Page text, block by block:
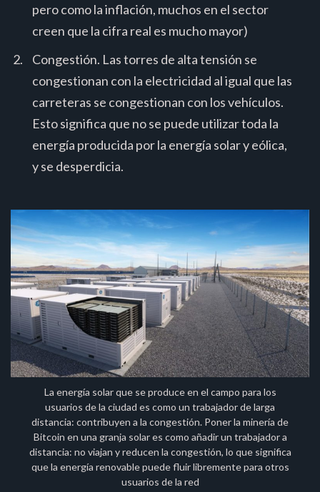
pero como la inflación, muchos en el sector
creen que la cifra real es mucho mayor)
Congestión. Las torres de alta tensión se
congestionan con la electricidad al igual que las
carreteras se congestionan con los vehículos.
Esto significa que no se puede utilizar toda la
energía producida por la energía solar y eólica,
y se desperdicia.
La energía solar que se produce en el campo para los
usuarios de la ciudad es como un trabajador de larga
distancia: contribuyen a la congestión. Poner la minería de
Bitcoin en una granja solar es como añadir un trabajador a
distancia: no viajan y reducen la congestión, lo que significa
que la energía renovable puede fluir libremente para otros
usuarios de la red